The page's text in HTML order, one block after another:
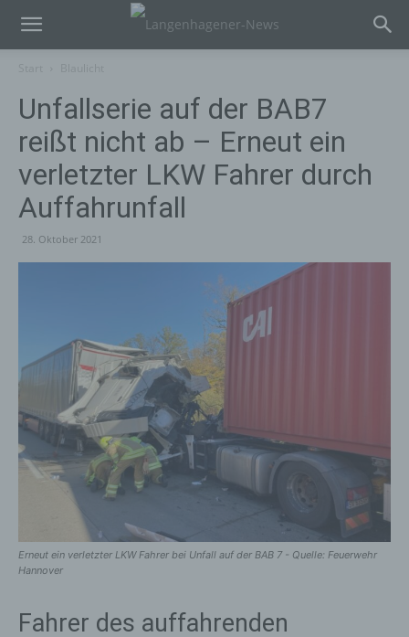
Unfallserie auf der BAB7
reißt nicht ab – Erneut ein
verletzter LKW Fahrer durch
Auffahrunfall
28. Oktober 2021
Erneut ein verletzter LKW Fahrer bei Unfall auf der BAB 7 - Quelle: Feuerwehr
Hannover
Fahrer des auffahrenden